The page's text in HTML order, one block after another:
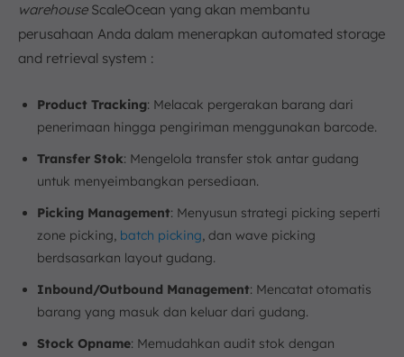
warehouseScaleOcean yang akan membantu
perusahaan Anda dalam menerapkan automated storage
and retrieval system :
Product Tracking: Melacak pergerakan barang dari
penerimaan hingga pengiriman menggunakan barcode.
Transfer Stok: Mengelola transfer stok antar gudang
untuk menyeimbangkan persediaan.
Picking Management: Menyusun strategi picking seperti
zone picking, batch picking, dan wave picking
berdsasarkan layout gudang.
Inbound/Outbound Management: Mencatat otomatis
barang yang masuk dan keluar dari gudang.
Stock Opname: Memudahkan audit stok dengan